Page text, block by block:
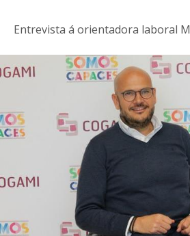
Entrevista á orientadora laboral